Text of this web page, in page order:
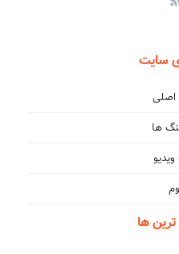
سایت
ها
ترین ها